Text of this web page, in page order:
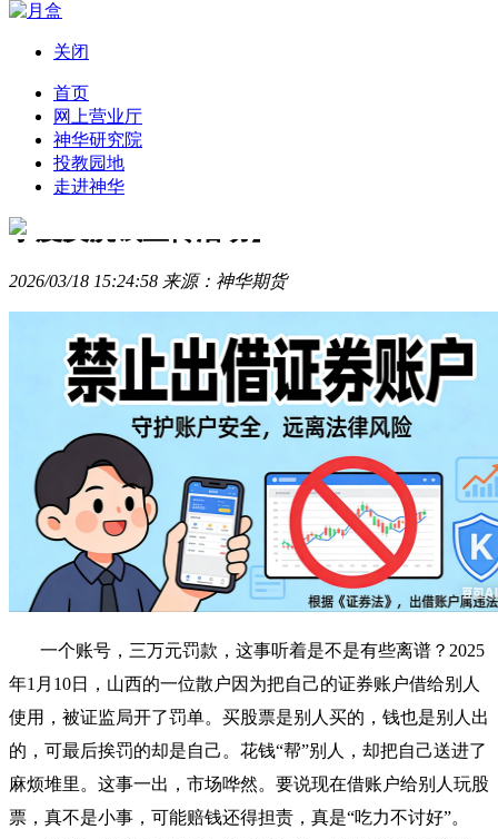
导航
关闭
首页
网上营业厅
神华研究院
投教园地
走进神华
反洗钱专栏
散户出借证券账户被罚案例【2026年第1
季度反洗钱宣传活动】
2026/03/18 15:24:58 来源：神华期货
一个账号，三万元罚款，这事听着是不是有些离谱？2025
年1月10日，山西的一位散户因为把自己的证券账户借给别人
使用，被证监局开了罚单。买股票是别人买的，钱也是别人出
的，可最后挨罚的却是自己。花钱“帮”别人，却把自己送进了
麻烦堆里。这事一出，市场哗然。要说现在借账户给别人玩股
票，真不是小事，可能赔钱还得担责，真是“吃力不讨好”。